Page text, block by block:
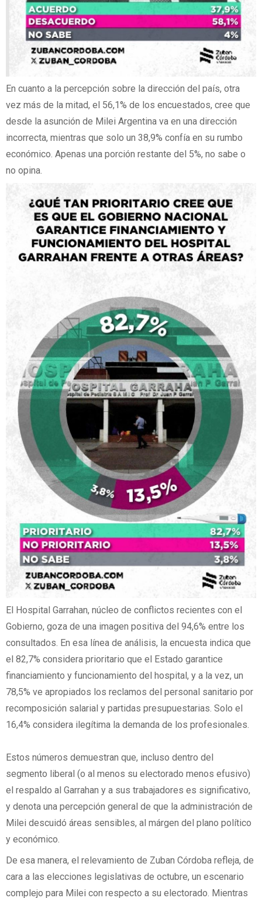
En cuanto a la percepción sobre la dirección del país, otra
vez más de la mitad, el 56,1% de los encuestados, cree que
desde la asunción de Milei Argentina va en una dirección
incorrecta, mientras que solo un 38,9% confía en su rumbo
económico. Apenas una porción restante del 5%, no sabe o
no opina.
El Hospital Garrahan, núcleo de conflictos recientes con el
Gobierno, goza de una imagen positiva del 94,6% entre los
consultados. En esa línea de análisis, la encuesta indica que
el 82,7% considera prioritario que el Estado garantice
financiamiento y funcionamiento del hospital, y a la vez, un
78,5% ve apropiados los reclamos del personal sanitario por
recomposición salarial y partidas presupuestarias. Solo el
16,4% considera ilegítima la demanda de los profesionales.
Estos números demuestran que, incluso dentro del
segmento liberal (o al menos su electorado menos efusivo)
el respaldo al Garrahan y a sus trabajadores es significativo,
y denota una percepción general de que la administración de
Milei descuidó áreas sensibles, al márgen del plano político
y económico.
De esa manera, el relevamiento de Zuban Córdoba refleja, de
cara a las elecciones legislativas de octubre, un escenario
complejo para Milei con respecto a su electorado. Mientras